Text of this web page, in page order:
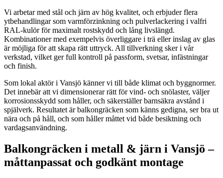
Vi arbetar med stål och järn av hög kvalitet, och erbjuder flera
ytbehandlingar som varmförzinkning och pulverlackering i valfri
RAL-kulör för maximalt rostskydd och lång livslängd.
Kombinationer med exempelvis överliggare i trä eller inslag av glas
är möjliga för att skapa rätt uttryck. All tillverkning sker i vår
verkstad, vilket ger full kontroll på passform, svetsar, infästningar
och finish.
Som lokal aktör i Vansjö känner vi till både klimat och byggnormer.
Det innebär att vi dimensionerar rätt för vind- och snölaster, väljer
korrosionsskydd som håller, och säkerställer barnsäkra avstånd i
spjälverk. Resultatet är balkongräcken som känns gedigna, ser bra ut
nära och på håll, och som håller måttet vid både besiktning och
vardagsanvändning.
Balkongräcken i metall & järn i Vansjö –
måttanpassat och godkänt montage